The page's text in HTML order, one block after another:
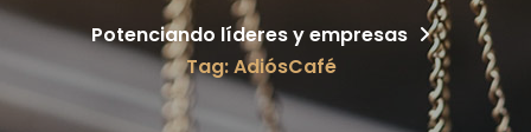
Potenciando líderes y empresas
Tag: AdiósCafé